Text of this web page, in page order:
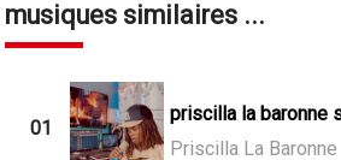
musiques similaires ...
01
priscilla la baronne
Priscilla La Baronne